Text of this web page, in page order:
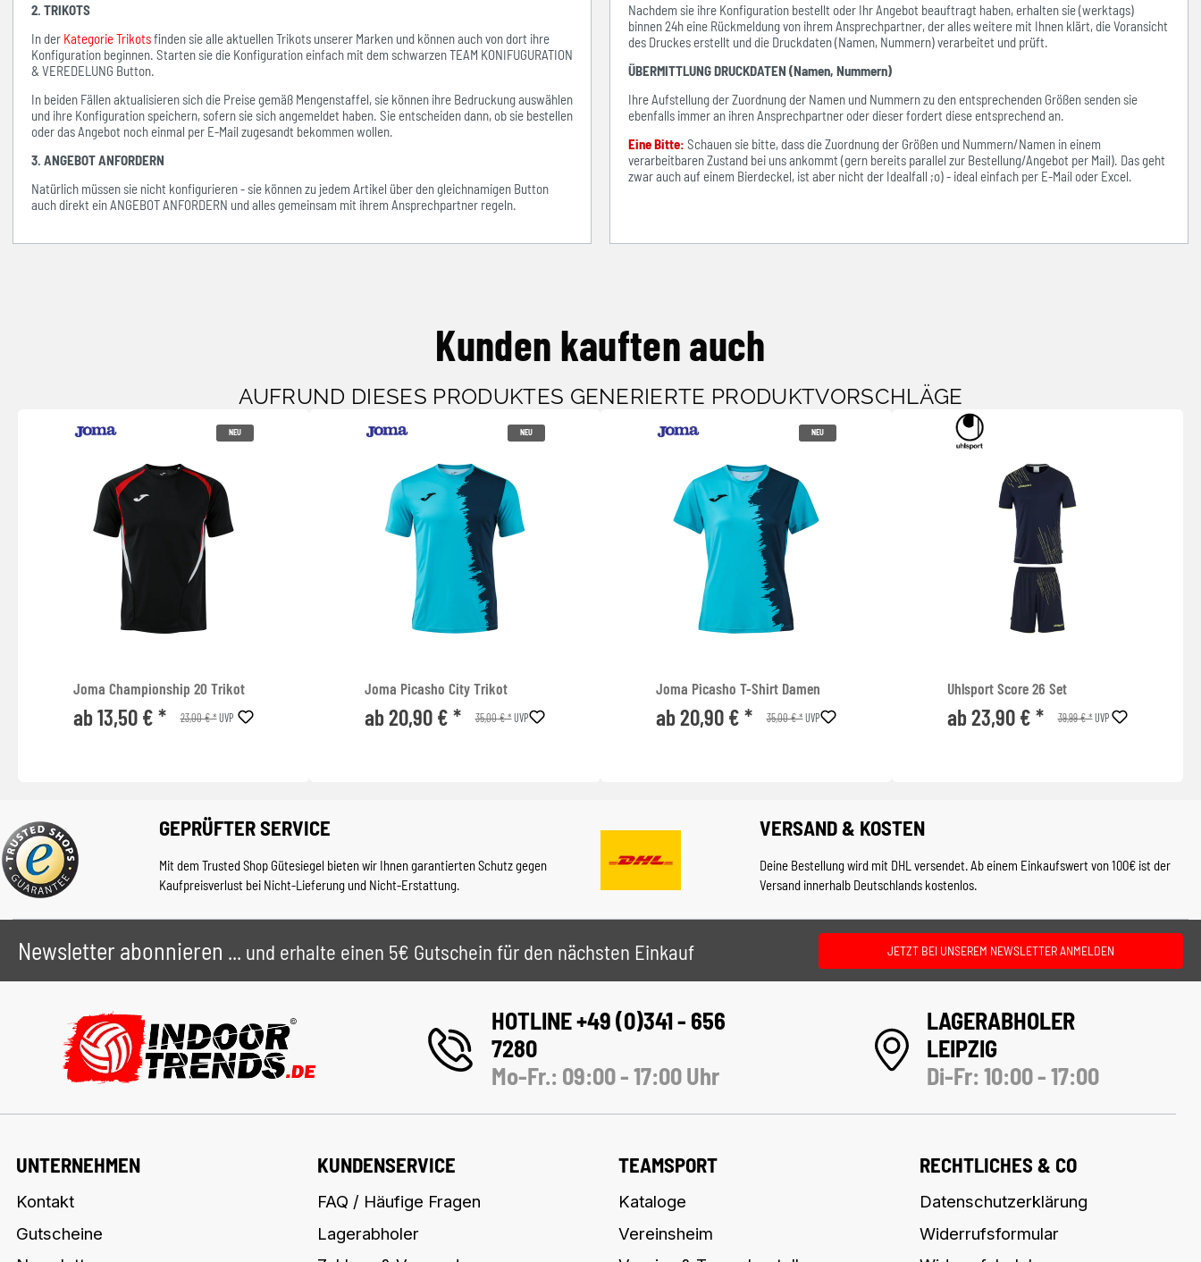
2. TRIKOTS
In der Kategorie Trikotsfinden sie alle aktuellen Trikots unserer Marken und können auch von dort ihre
Konfiguration beginnen. Starten sie die Konfiguration einfach mit dem schwarzen TEAM KONIFUGURATION
& VEREDELUNG Button.
In beiden Fällen aktualisieren sich die Preise gemäß Mengenstaffel, sie können ihre Bedruckung auswählen
und ihre Konfiguration speichern, sofern sie sich angemeldet haben. Sie entscheiden dann, ob sie bestellen
oder das Angebot noch einmal per E-Mail zugesandt bekommen wollen.
3. ANGEBOT ANFORDERN
Natürlich müssen sie nicht konfigurieren - sie können zu jedem Artikel über den gleichnamigen Button
auch direkt ein ANGEBOT ANFORDERN und alles gemeinsam mit ihrem Ansprechpartner regeln.
Nachdem sie ihre Konfiguration bestellt oder Ihr Angebot beauftragt haben, erhalten sie (werktags)
binnen 24h eine Rückmeldung von ihrem Ansprechpartner, der alles weitere mit Ihnen klärt, die Voransicht
des Druckes erstellt und die Druckdaten (Namen, Nummern) verarbeitet und prüft.
ÜBERMITTLUNG DRUCKDATEN (Namen, Nummern)
Ihre Aufstellung der Zuordnung der Namen und Nummern zu den entsprechenden Größen senden sie
ebenfalls immer an ihren Ansprechpartner oder dieser fordert diese entsprechend an.
Eine Bitte: Schauen sie bitte, dass die Zuordnung der Größen und Nummern/Namen in einem
verarbeitbaren Zustand bei uns ankommt (gern bereits parallel zur Bestellung/Angebot per Mail). Das geht
zwar auch auf einem Bierdeckel, ist aber nicht der Idealfall ;o) - ideal einfach per E-Mail oder Excel.
Kunden kauften auch
AUFRUND DIESES PRODUKTES GENERIERTE PRODUKTVORSCHLÄGE
NEU
Joma Championship 20 Trikot
ab 13,50 € * 23,00 € *UVP
NEU
Joma Picasho City Trikot
ab 20,90 € * 35,00 € *UVP
NEU
Joma Picasho T-Shirt Damen
ab 20,90 € * 35,00 € *UVP
Uhlsport Score 26 Set
ab 23,90 € * 39,99 € *UVP
GEPRÜFTER SERVICE
Mit dem Trusted Shop Gütesiegel bieten wir Ihnen garantierten Schutz gegen
Kaufpreisverlust bei Nicht-Lieferung und Nicht-Erstattung.
VERSAND & KOSTEN
Deine Bestellung wird mit DHL versendet. Ab einem Einkaufswert von 100€ ist der
Versand innerhalb Deutschlands kostenlos.
Newsletter abonnieren ... und erhalte einen 5€ Gutschein für den nächsten Einkauf JETZT BEI UNSEREM NEWSLETTER ANMELDEN
HOTLINE +49 (0)341 - 656
7280
Mo-Fr.: 09:00 - 17:00 Uhr
LAGERABHOLER
LEIPZIG
Di-Fr: 10:00 - 17:00
UNTERNEHMEN
Kontakt
Gutscheine
KUNDENSERVICE
FAQ / Häufige Fragen
Lagerabholer
TEAMSPORT
Kataloge
Vereinsheim
RECHTLICHES & CO
Datenschutzerklärung
Widerrufsformular